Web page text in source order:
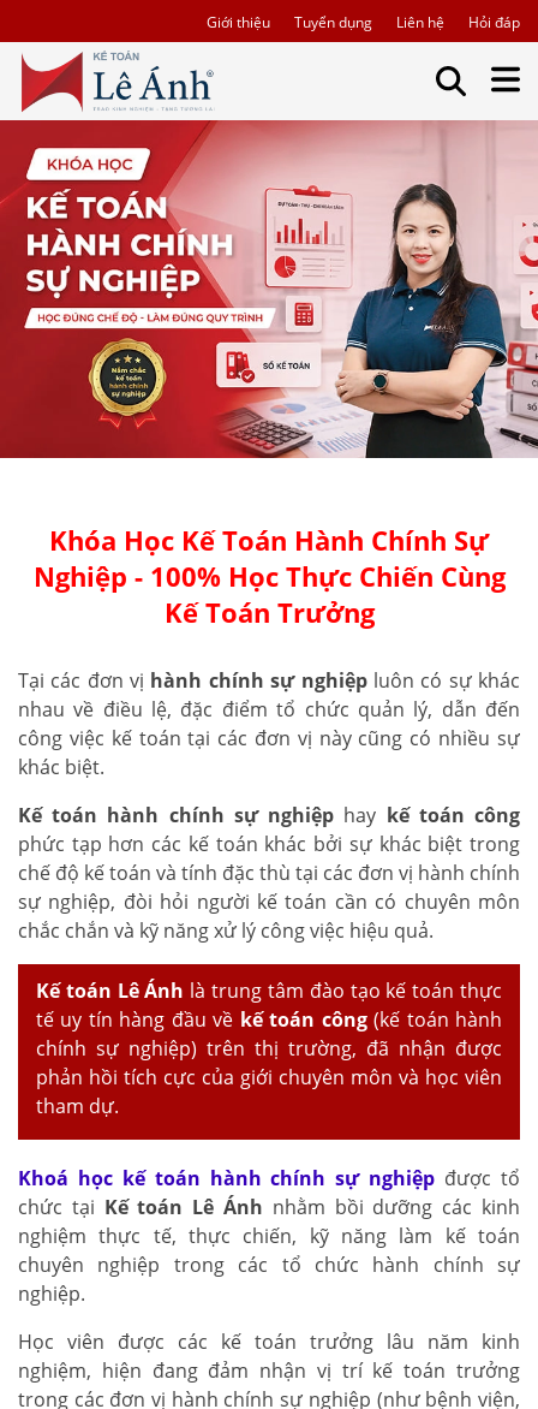
Giới thiệu Tuyển dụng Liên hệ Hỏi đáp
Khóa Học Kế Toán Hành Chính Sự
Nghiệp - 100% Học Thực Chiến Cùng
Kế Toán Trưởng
Tại các đơn vị hành chính sự nghiệpluôn có sự khác
nhau về điều lệ, đặc điểm tổ chức quản lý, dẫn đến
công việc kế toán tại các đơn vị này cũng có nhiều sự
khác biệt.
Kế toán hành chính sự nghiệp hay kế toán công
phức tạp hơn các kế toán khác bởi sự khác biệt trong
chế độ kế toán và tính đặc thù tại các đơn vị hành chính
sự nghiệp, đòi hỏi người kế toán cần có chuyên môn
chắc chắn và kỹ năng xử lý công việc hiệu quả.
Kế toán Lê Ánh là trung tâm đào tạo kế toán thực
tế uy tín hàng đầu về kế toán công(kế toán hành
chính sự nghiệp) trên thị trường, đã nhận được
phản hồi tích cực của giới chuyên môn và học viên
tham dự.
Khoá học kế toán hành chính sự nghiệp được tổ
chức tại Kế toán Lê Ánh nhằm bồi dưỡng các kinh
nghiệm thực tế, thực chiến, kỹ năng làm kế toán
chuyên nghiệp trong các tổ chức hành chính sự
nghiệp.
Học viên được các kế toán trưởng lâu năm kinh
nghiệm, hiện đang đảm nhận vị trí kế toán trưởng
trong các đơn vị hành chính sự nghiệp (như bệnh viện,